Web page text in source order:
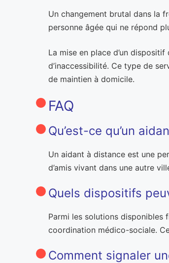
Un changement brutal dans la
personne âgée qui ne répond
La mise en place d’un
d’inaccessibilité. Ce type de
de maintien à domicile.
FAQ
Qu’est-ce qu’un
Un aidant à distance est une
d’amis vivant dans une autre
Quels dispositifs
Parmi les solutions disponibles
coordination médico-sociale.
Comment signaler